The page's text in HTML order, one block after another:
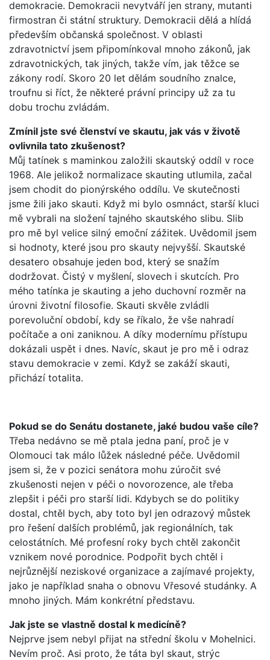
demokracie. Demokracii nevytváří jen strany, mutanti
firmostran či státní struktury. Demokracii dělá a hlídá
především občanská společnost. V oblasti
zdravotnictví jsem připomínkoval mnoho zákonů, jak
zdravotnických, tak jiných, takže vím, jak těžce se
zákony rodí. Skoro 20 let dělám soudního znalce,
troufnu si říct, že některé právní principy už za tu
dobu trochu zvládám.
Zmínil jste své členství ve skautu, jak vás v životě
ovlivnila tato zkušenost?
Můj tatínek s maminkou založili skautský oddíl v roce
1968. Ale jelikož normalizace skauting utlumila, začal
jsem chodit do pionýrského oddílu. Ve skutečnosti
jsme žili jako skauti. Když mi bylo osmnáct, starší kluci
mě vybrali na složení tajného skautského slibu. Slib
pro mě byl velice silný emoční zážitek. Uvědomil jsem
si hodnoty, které jsou pro skauty nejvyšší. Skautské
desatero obsahuje jeden bod, který se snažím
dodržovat. Čistý v myšlení, slovech i skutcích. Pro
mého tatínka je skauting a jeho duchovní rozměr na
úrovni životní filosofie. Skauti skvěle zvládli
porevoluční období, kdy se říkalo, že vše nahradí
počítače a oni zaniknou. A díky modernímu přístupu
dokázali uspět i dnes. Navíc, skaut je pro mě i odraz
stavu demokracie v zemi. Když se zakáží skauti,
přichází totalita.
Pokud se do Senátu dostanete, jaké budou vaše cíle?
Třeba nedávno se mě ptala jedna paní, proč je v
Olomouci tak málo lůžek následné péče. Uvědomil
jsem si, že v pozici senátora mohu zúročit své
zkušenosti nejen v péči o novorozence, ale třeba
zlepšit i péči pro starší lidi. Kdybych se do politiky
dostal, chtěl bych, aby toto byl jen odrazový můstek
pro řešení dalších problémů, jak regionálních, tak
celostátních. Mé profesní roky bych chtěl zakončit
vznikem nové porodnice. Podpořit bych chtěl i
nejrůznější neziskové organizace a zajímavé projekty,
jako je například snaha o obnovu Vřesové studánky. A
mnoho jiných. Mám konkrétní představu.
Jak jste se vlastně dostal k medicíně?
Nejprve jsem nebyl přijat na střední školu v Mohelnici.
Nevím proč. Asi proto, že táta byl skaut, strýc